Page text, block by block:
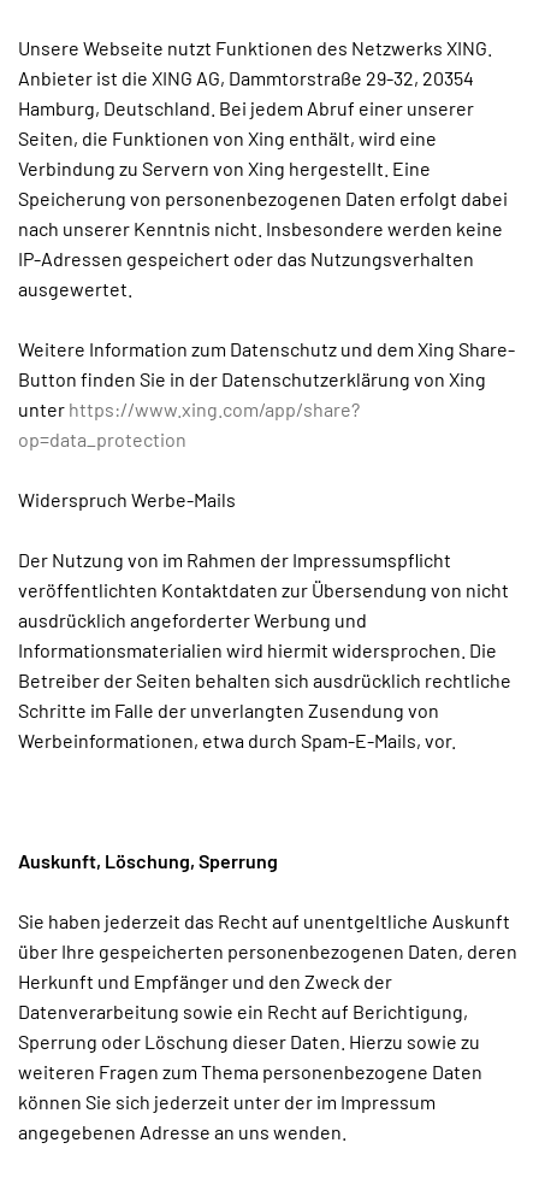
Unsere Webseite nutzt Funktionen des Netzwerks XING.
Anbieter ist die XING AG, Dammtorstraße 29-32, 20354
Hamburg, Deutschland. Bei jedem Abruf einer unserer
Seiten, die Funktionen von Xing enthält, wird eine
Verbindung zu Servern von Xing hergestellt. Eine
Speicherung von personenbezogenen Daten erfolgt dabei
nach unserer Kenntnis nicht. Insbesondere werden keine
IP-Adressen gespeichert oder das Nutzungsverhalten
ausgewertet.
Weitere Information zum Datenschutz und dem Xing Share-
Button finden Sie in der Datenschutzerklärung von Xing
unter https://www.xing.com/app/share?
op=data_protection
Widerspruch Werbe-Mails
Der Nutzung von im Rahmen der Impressumspflicht
veröffentlichten Kontaktdaten zur Übersendung von nicht
ausdrücklich angeforderter Werbung und
Informationsmaterialien wird hiermit widersprochen. Die
Betreiber der Seiten behalten sich ausdrücklich rechtliche
Schritte im Falle der unverlangten Zusendung von
Werbeinformationen, etwa durch Spam-E-Mails, vor.
Auskunft, Löschung, Sperrung
Sie haben jederzeit das Recht auf unentgeltliche Auskunft
über Ihre gespeicherten personenbezogenen Daten, deren
Herkunft und Empfänger und den Zweck der
Datenverarbeitung sowie ein Recht auf Berichtigung,
Sperrung oder Löschung dieser Daten. Hierzu sowie zu
weiteren Fragen zum Thema personenbezogene Daten
können Sie sich jederzeit unter der im Impressum
angegebenen Adresse an uns wenden.